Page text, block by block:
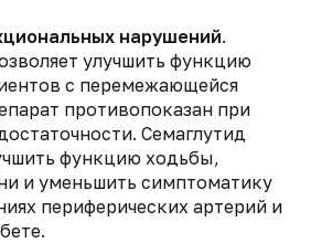
нарушений.
улучшить функцию
с перемежающейся
противопоказан при
Семаглутид
функцию ходьбы,
и уменьшить симптоматику
периферических артерий и